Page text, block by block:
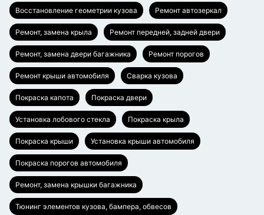
Восстановление геометрии кузова Ремонт автозеркал
Ремонт, замена крыла Ремонт передней, задней двери
Ремонт, замена двери багажника Ремонт порогов
Ремонт крыши автомобиля Сварка кузова
Покраска капота Покраска двери
Установка лобового стекла Покраска крыла
Покраска крыши Установка крыши автомобиля
Покраска порогов автомобиля
Ремонт, замена крышки багажника
Тюнинг элементов кузова, бампера, обвесов